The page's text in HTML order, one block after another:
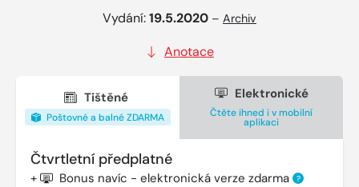
Vydání:19.5.2020 – Archiv
Anotace
Tištěné
Poštovné a balné ZDARMA
Elektronické
Čtěte ihned i v mobilní
aplikaci
Čtvrtletní předplatné
+ Bonus navíc - elektronická verze zdarma ?